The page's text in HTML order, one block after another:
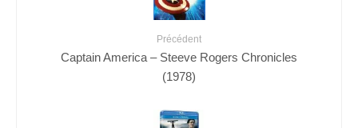
Précédent
Captain America – Steeve Rogers Chronicles
(1978)